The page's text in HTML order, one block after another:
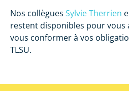
Nos collègues Sylvie Therrien
restent disponibles pour vous
vous conformer à vos
TLSU.